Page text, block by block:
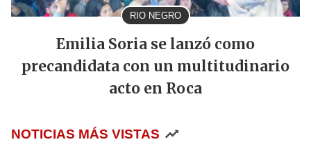
RIO NEGRO
Emilia Soria se lanzó como
precandidata con un multitudinario
acto en Roca
NOTICIAS MÁS VISTAS